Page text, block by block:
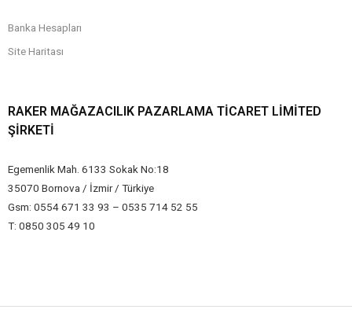
Banka Hesapları
Site Haritası
RAKER MAĞAZACILIK PAZARLAMA TICARET LIMITED
ŞIRKETI
Egemenlik Mah. 6133 Sokak No:18
35070 Bornova / İzmir / Türkiye
Gsm: 0554 671 33 93 – 0535 714 52 55
T: 0850 305 49 10